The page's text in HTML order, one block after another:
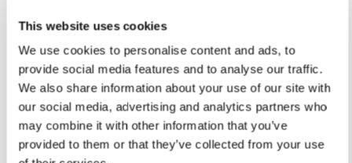
This website uses cookies
We use cookies to personalise content and ads, to
provide social media features and to analyse our traffic.
We also share information about your use of our site with
our social media, advertising and analytics partners who
may combine it with other information that you’ve
provided to them or that they’ve collected from your use
40
LÄNGE AUSWÄHLEN: